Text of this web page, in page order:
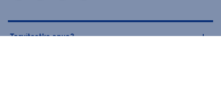
Tarvitsetko apua?